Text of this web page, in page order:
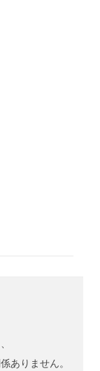
ありません。